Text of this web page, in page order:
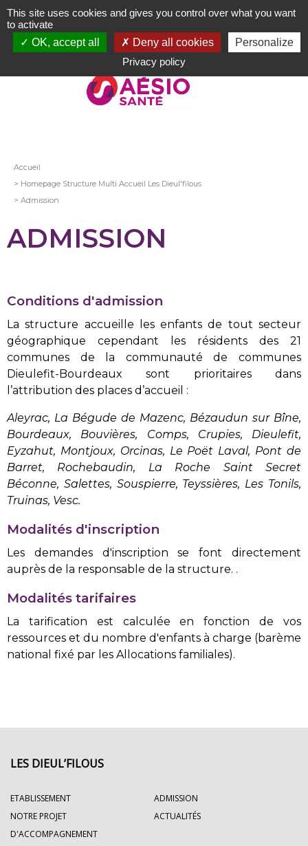
Aller
au
contenu
Fil
d'Ariane
Accueil
Homepage Structure Multi Accueil Les Dieul'filous
Admission
ADMISSION
Conditions d'admission
La structure accueille les enfants de tout secteur
géographique cependant les résidents des 21
communes de la communauté de communes
Dieulefit-Bourdeaux sont prioritaires dans
l’attribution des places d’accueil :
Aleyrac, La Bégude de Mazenc, Bézaudun sur Bîne,
Bourdeaux, Bouvières, Comps, Crupies, Dieulefit,
Eyzahut, Montjoux, Orcinas, Le Poët Laval, Pont de
Barret, Rochebaudin, La Roche Saint Secret
Béconne, Salettes, Souspierre, Teyssières, Les Tonils,
Truinas, Vesc.
Modalités d'inscription
Les demandes d'inscription se font directement
auprès de la responsable de la structure. .
Modalités tarifaires
La tarification est calculée en fonction de vos
ressources et du nombre d'enfants à charge (barème
national fixé par les Allocations familiales).
LES DIEUL’FILOUS
ETABLISSEMENT
ADMISSION
NOTRE PROJET
D'ACCOMPAGNEMENT
ACTUALITÉS
This site uses cookies and gives you control over what you want
to activate
OK, accept all
Deny all cookies
Personalize
Privacy policy